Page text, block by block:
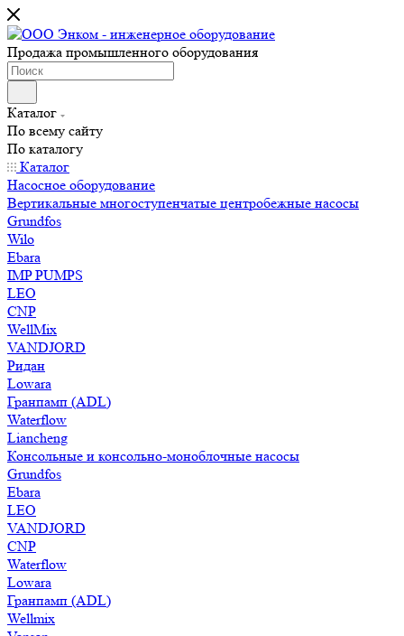
Продажа промышленного оборудования
Каталог
По всему сайту
По каталогу
Каталог
Насосное оборудование
Вертикальные многоступенчатые центробежные насосы
Grundfos
Wilo
Ebara
IMP PUMPS
LEO
CNP
WellMix
VANDJORD
Ридан
Lowara
Гранпамп (ADL)
Waterflow
Liancheng
Консольные и консольно-моноблочные насосы
Grundfos
Ebara
LEO
VANDJORD
CNP
Waterflow
Lowara
Гранпамп (ADL)
Wellmix